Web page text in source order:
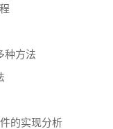
种方法
的实现分析